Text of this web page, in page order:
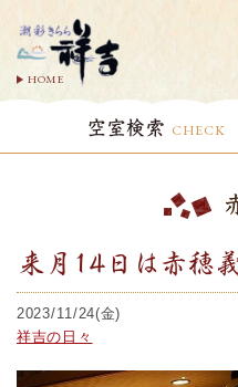
HOME
空室検索 CHECK
来月14日は赤穂
2023/11/24(金)
祥吉の日々